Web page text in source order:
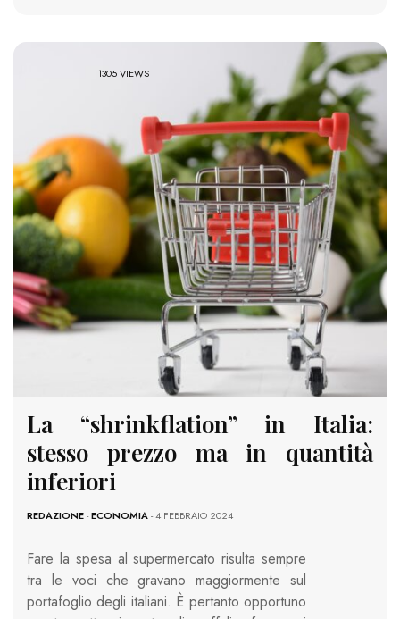
1305 VIEWS
La “shrinkflation” in Italia:
stesso prezzo ma in quantità
inferiori
REDAZIONE-ECONOMIA- 4 FEBBRAIO 2024
Fare la spesa al supermercato risulta sempre
tra le voci che gravano maggiormente sul
portafoglio degli italiani. È pertanto opportuno